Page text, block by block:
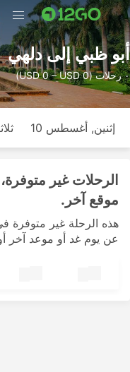
أبو ظبي إلى دلهي
٠ رحلات (USD 0 – USD 0)
إثنين, أغسطس 10
الرحلات غير
موقع آخر.
هذه الرحلة غير متوفرة
عن يوم غد أو موعد آخر